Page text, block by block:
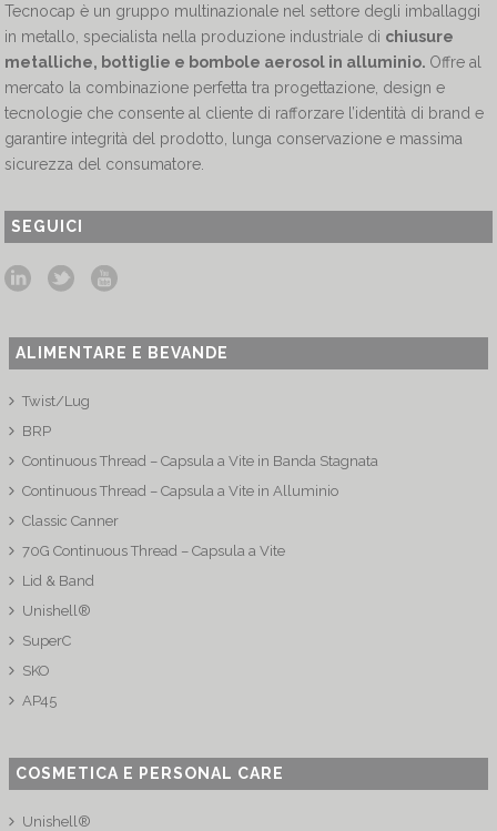
Tecnocap è un gruppo multinazionale nel settore degli imballaggi
in metallo, specialista nella produzione industriale di chiusure
metalliche, bottiglie e bombole aerosol in alluminio. Offre al
mercato la combinazione perfetta tra progettazione, design e
tecnologie che consente al cliente di rafforzare l’identità di brand e
garantire integrità del prodotto, lunga conservazione e massima
sicurezza del consumatore.
SEGUICI
ALIMENTARE E BEVANDE
Twist/Lug
BRP
Continuous Thread – Capsula a Vite in Banda Stagnata
Continuous Thread – Capsula a Vite in Alluminio
Classic Canner
70G Continuous Thread – Capsula a Vite
Lid & Band
Unishell®
SuperC
SKO
AP45
COSMETICA E PERSONAL CARE
Unishell®